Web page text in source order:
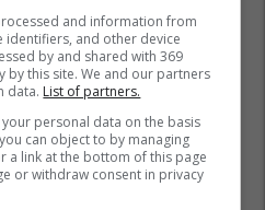
and information from
identifiers, and other device
by and shared with 369
by this site. We and our partners
data. List of partners.
personal data on the basis
can object to by managing
a link at the bottom of this page
or withdraw consent in privacy